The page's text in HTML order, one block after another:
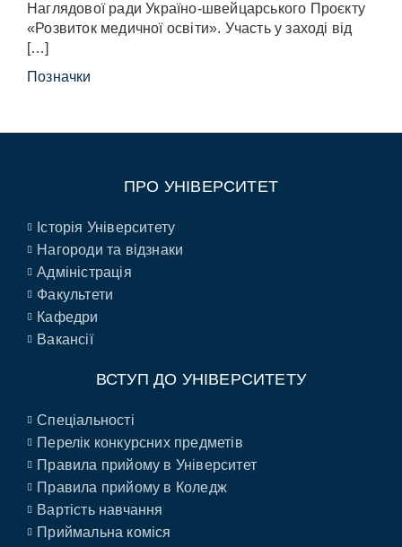
Наглядової ради Україно-швейцарського Проєкту
«Розвиток медичної освіти». Участь у заході від
[…]
Позначки
ПРО УНІВЕРСИТЕТ
Історія Університету
Нагороди та відзнаки
Адміністрація
Факультети
Кафедри
Вакансії
ВСТУП ДО УНІВЕРСИТЕТУ
Спеціальності
Перелік конкурсних предметів
Правила прийому в Університет
Правила прийому в Коледж
Вартість навчання
Приймальна коміся